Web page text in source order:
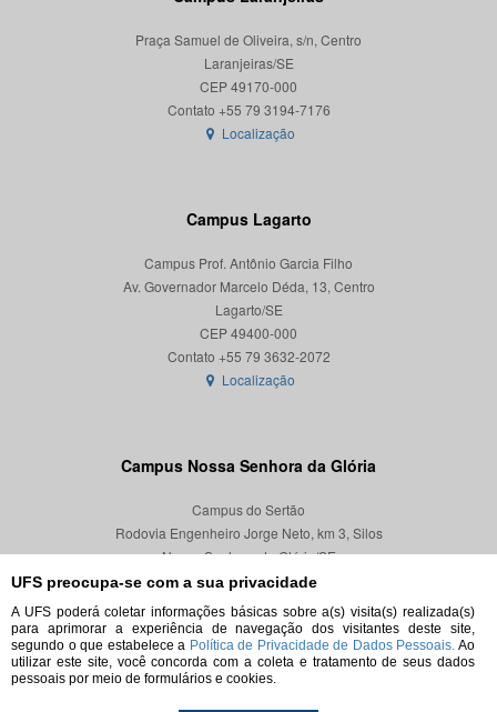
UFS preocupa-se com a sua privacidade
A UFS poderá coletar informações básicas sobre a(s) visita(s) realizada(s)
para aprimorar a experiência de navegação dos visitantes deste site,
segundo o que estabelece a Política de Privacidade de Dados Pessoais. Ao
utilizar este site, você concorda com a coleta e tratamento de seus dados
pessoais por meio de formulários e cookies.
Praça Samuel de Oliveira, s/n, Centro
Laranjeiras/SE
CEP 49170-000
Localização
Campus Lagarto
Campus Prof. Antônio Garcia Filho
Av. Governador Marcelo Déda, 13, Centro
Lagarto/SE
CEP 49400-000
Localização
Campus Nossa Senhora da Glória
Campus do Sertão
Rodovia Engenheiro Jorge Neto, km 3, Silos
Nossa Senhora da Glória/SE
CEP 49680-000
Localização